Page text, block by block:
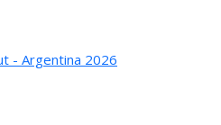
- Argentina 2026